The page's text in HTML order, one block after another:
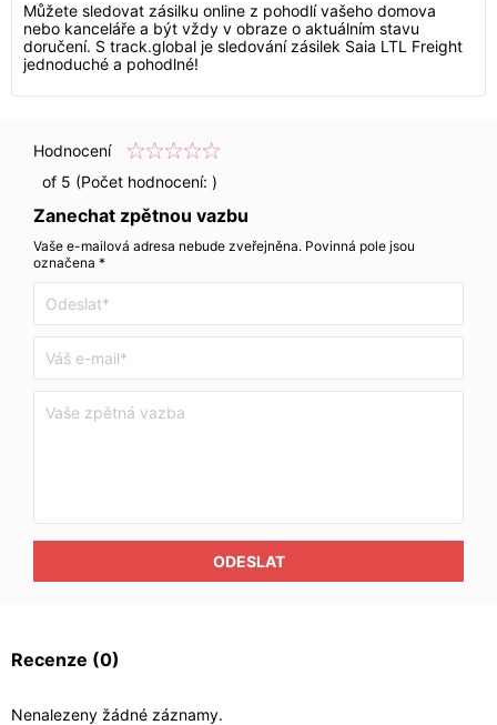
Můžete sledovat zásilku online z pohodlí vašeho domova
nebo kanceláře a být vždy v obraze o aktuálním stavu
doručení. S track.global je sledování zásilek Saia LTL Freight
jednoduché a pohodlné!
Hodnocení
of 5 (Počet hodnocení: )
Zanechat zpětnou vazbu
Vaše e-mailová adresa nebude zveřejněna. Povinná pole jsou
označena *
ODESLAT
Recenze (0)
Nenalezeny žádné záznamy.